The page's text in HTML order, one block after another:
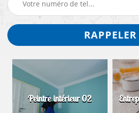
Peintre intérieur 02